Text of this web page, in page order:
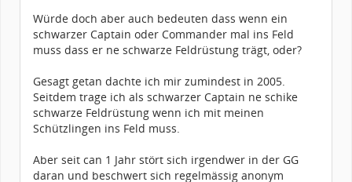
Würde doch aber auch bedeuten dass wenn ein
schwarzer Captain oder Commander mal ins Feld
muss dass er ne schwarze Feldrüstung trägt, oder?
Gesagt getan dachte ich mir zumindest in 2005.
Seitdem trage ich als schwarzer Captain ne schike
schwarze Feldrüstung wenn ich mit meinen
Schützlingen ins Feld muss.
Aber seit can 1 Jahr stört sich irgendwer in der GG
daran und beschwert sich regelmässig anonym